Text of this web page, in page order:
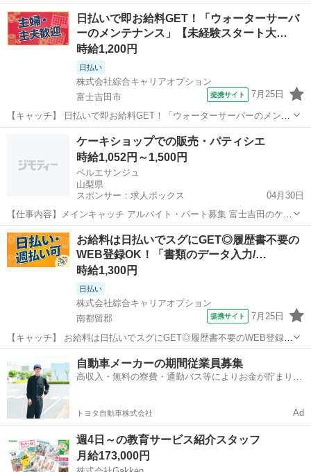
OK！「たこ焼き等の調理販売」高時給1215円！甲府周辺！20代～40
代のスタッフが多数活躍中★ 【コメント】 製造のお仕事をお探しにお
ススメ♪ 「未経験...
山梨 甲府市 その他
日払いで即お給料GET！「ウォーターサーバ
ーのメンテナンス」【未経験スタート大…
時給1,200円
日払い
株式会社綜合キャリアオプション
富士吉田市
提携サイト 7月25日
【キャッチ】 日払いで即お給料GET！「ウォーターサーバーのメンテ
ナンス」【未経験スタート大歓迎♪】残業ナシでON/OFF切替☆高時給
けど大丈夫かな・...
ケーキショップでの販売・パティシエ
時給1,052円～1,500円
ベルエサンジュ
山梨県
スポンサー：求人ボックス
04月30日
【仕事内容】メインキャッチ アルバイト・パート募集 富士吉田のケー
キショップBELLE et SINGE(ベルエサンジュ)で一緒に働きませんか コ
メント 20代が多く活躍しています でもそのうちのほとんどが未経験か
らスタートしまし...
アルバイト・パート
お給料は日払いでスグにGET◎履歴書不要の
WEB登録OK！「書類のデータ入力/…
時給1,300円
日払い
株式会社綜合キャリアオプション
南都留郡
提携サイト 7月25日
【キャッチ】 お給料は日払いでスグにGET◎履歴書不要のWEB登録
OK！「書類のデータ入力/電話対応」高時給1300円！山梨県南都留郡
鳴沢村周辺！20代～40代のスタッフが多数活躍中★ 【コメント】 製
造のお仕事をお探しの...
南都留郡 その他
自動車メーカーの期間従業員募集
高収入・無料の寮費・通勤バス等によりお金が貯まりや
トヨタ自動車株式会社 Ad
週4日～の教育サービス紹介スタッフ
月給173,000円